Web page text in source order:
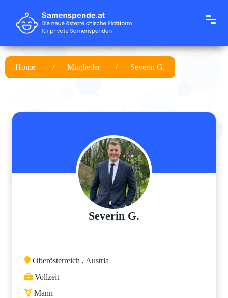
Home Mitglieder Severin G.
Severin G.
Oberösterreich , Austria
Vollzeit
Mann